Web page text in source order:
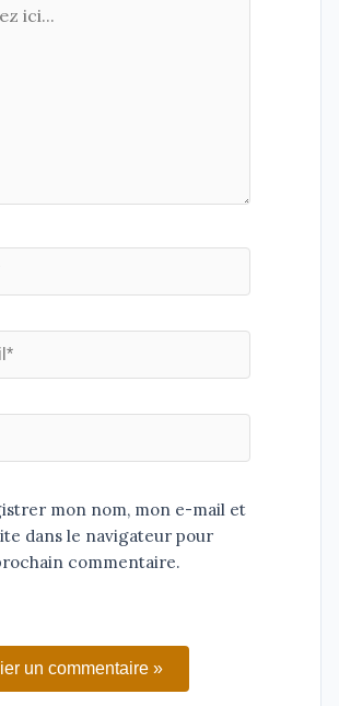
mon nom, mon e-mail et
dans le navigateur pour
commentaire.
un commentaire »